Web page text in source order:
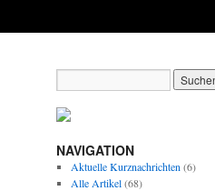
NAVIGATION
Aktuelle Kurznachrichten (6)
Alle Artikel(68)